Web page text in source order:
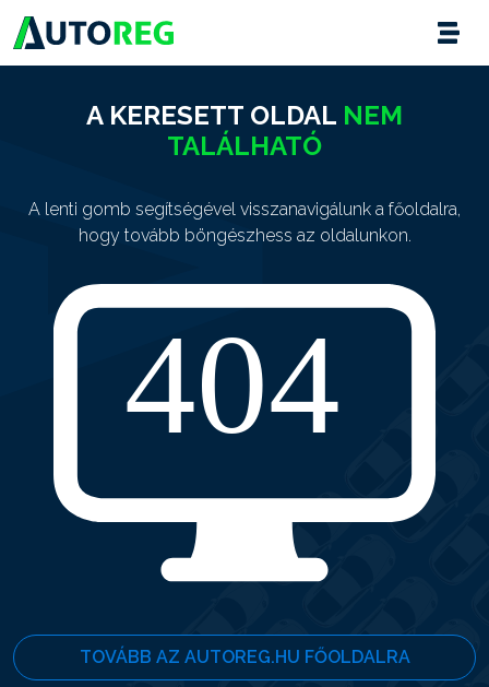
A KERESETT OLDAL NEM
TALÁLHATÓ
A lenti gomb segítségével visszanavigálunk a főoldalra,
hogy tovább böngészhess az oldalunkon.
TOVÁBB AZ AUTOREG.HU FŐOLDALRA